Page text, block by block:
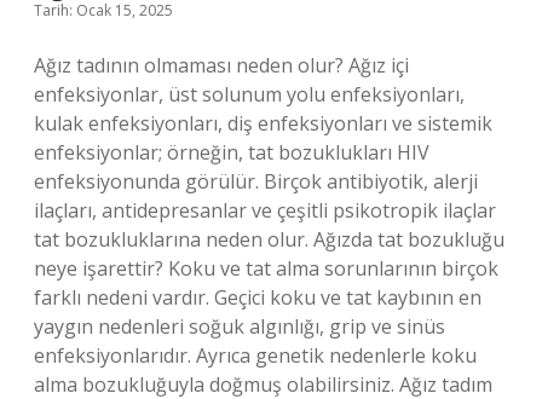
Tarih: Ocak 15, 2025
Ağız tadının olmaması neden olur? Ağız içi
enfeksiyonlar, üst solunum yolu enfeksiyonları,
kulak enfeksiyonları, diş enfeksiyonları ve sistemik
enfeksiyonlar; örneğin, tat bozuklukları HIV
enfeksiyonunda görülür. Birçok antibiyotik, alerji
ilaçları, antidepresanlar ve çeşitli psikotropik ilaçlar
tat bozukluklarına neden olur. Ağızda tat bozukluğu
neye işarettir? Koku ve tat alma sorunlarının birçok
farklı nedeni vardır. Geçici koku ve tat kaybının en
yaygın nedenleri soğuk algınlığı, grip ve sinüs
enfeksiyonlarıdır. Ayrıca genetik nedenlerle koku
alma bozukluğuyla doğmuş olabilirsiniz. Ağız tadım